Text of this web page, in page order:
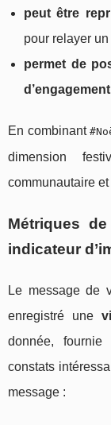
peut être
pour relayer
permet de
En combinant
dimension
communautaire
Métriques
indicateur
Le message de
enregistré une
donnée, fournie
constats
message :